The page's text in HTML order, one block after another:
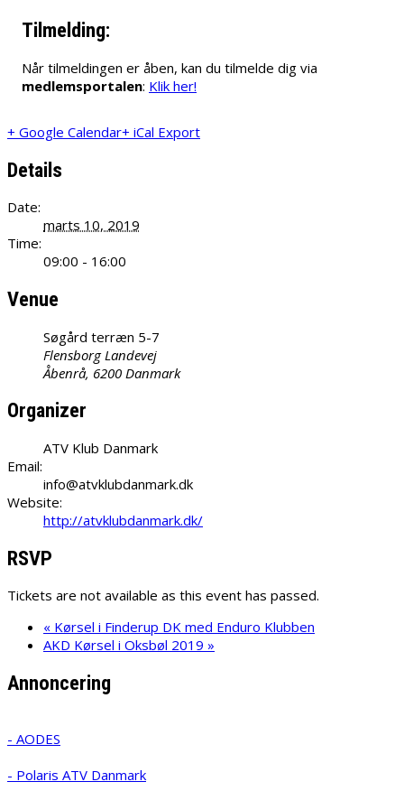
Tilmelding:
Når tilmeldingen er åben, kan du tilmelde dig via
medlemsportalen: Klik her!
+ Google Calendar+ iCal Export
Details
Date:
marts 10, 2019
Time:
09:00 - 16:00
Venue
Søgård terræn 5-7
Flensborg Landevej
Åbenrå, 6200 Danmark
Organizer
ATV Klub Danmark
Email:
info@atvklubdanmark.dk
Website:
http://atvklubdanmark.dk/
RSVP
Tickets are not available as this event has passed.
« Kørsel i Finderup DK med Enduro Klubben
AKD Kørsel i Oksbøl 2019 »
Annoncering
- AODES
- Polaris ATV Danmark